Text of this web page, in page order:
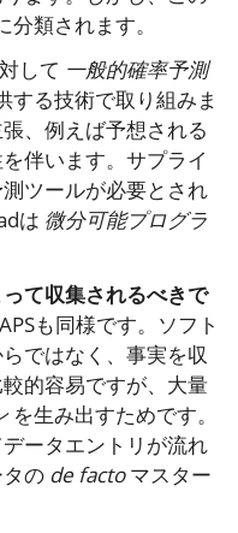
分類されます。
して 一般的確率予測
する技術で取り組みま
、例えば予想される
伴います。サプライ
ツールが必要とされ
は 微分可能プログラ
て収集されるべきで
も同様です。ソフト
ではなく、事実を収
的容易ですが、大量
を生み出すためです。
ータエントリが流れ
の de factoマスター